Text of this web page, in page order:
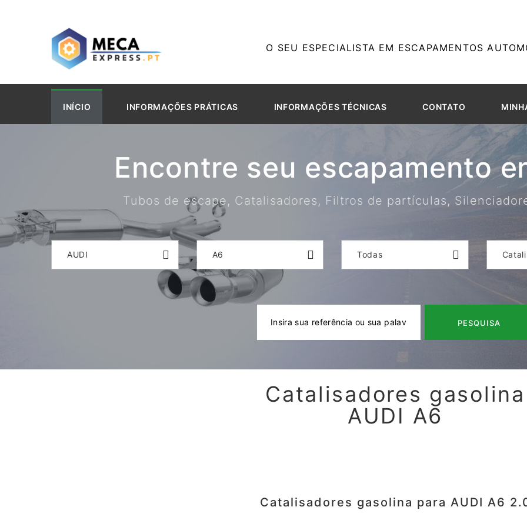
O SEU ESPECIALISTA EM ESCAPAMENTOS
INÍCIO INFORMAÇÕES PRÁTICAS INFORMAÇÕES TÉCNICAS CONTATO
Encontre seu escapamento
Tubos de escape, Catalisadores, Filtros de partículas,
AUDI A6 Todas
PESQUISA
Catalisadores gasolina
AUDI A6
Catalisadores gasolina para AUDI A6